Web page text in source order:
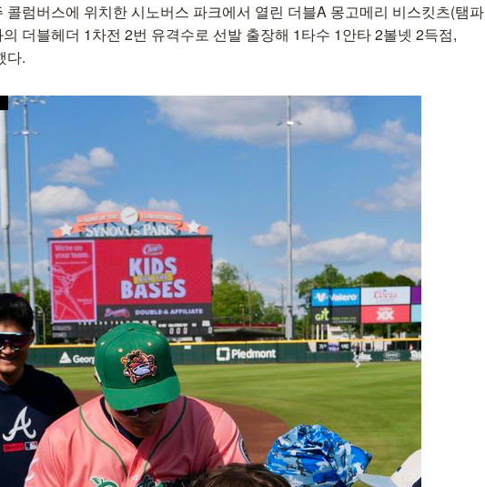
콜럼버스에 위치한 시노버스 파크에서 열린 더블A 몽고메리 비스킷츠(탬파
더블헤더 1차전 2번 유격수로 선발 출장해 1타수 1안타 2볼넷 2득점,
다.